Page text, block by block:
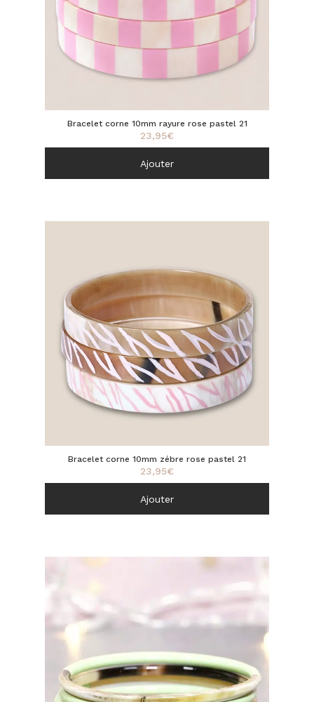
Bracelet corne 10mm rayure rose pastel 21
23,95€
Ajouter
Bracelet corne 10mm zébre rose pastel 21
23,95€
Ajouter